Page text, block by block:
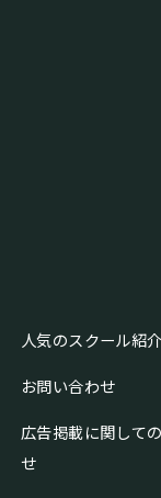
人気のスクール紹
お問い合わせ
広告掲載に関して
せ